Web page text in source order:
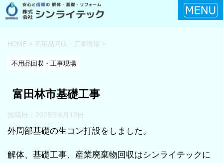
HOME > 不用品回収・工事現場 >
不用品回収・工事現場
富田林市基礎工事
投稿日： 2025年6月12日
外周部基礎の生コン打設をしました。
解体、基礎工事、産業廃棄物回収はシンライテックに